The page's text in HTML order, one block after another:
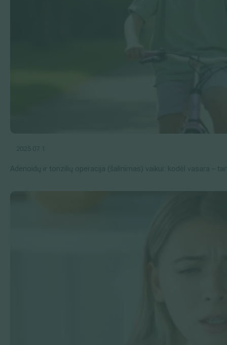
2025 07 1
Adenoidų ir tonzilių operacija (šalinimas) vaikui: kodėl vasara –